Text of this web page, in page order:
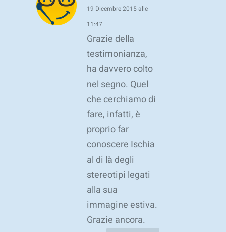
19 Dicembre 2015 alle
11:47
Grazie della
testimonianza,
ha davvero colto
nel segno. Quel
che cerchiamo di
fare, infatti, è
proprio far
conoscere Ischia
al di là degli
stereotipi legati
alla sua
immagine estiva.
Grazie ancora.